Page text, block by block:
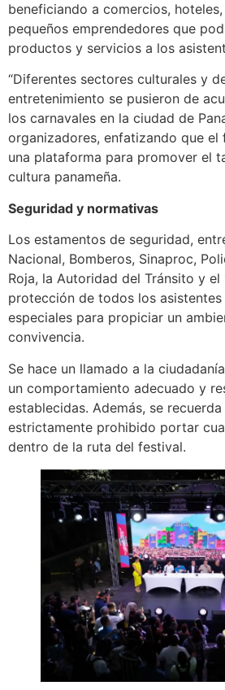
beneficiando a comercios,
pequeños emprendedores que
productos y servicios a los
“Diferentes sectores culturales y
entretenimiento se pusieron de
los carnavales en la ciudad de
organizadores, enfatizando que el
una plataforma para promover el
cultura panameña.
Seguridad y normativas
Los estamentos de seguridad,
Nacional, Bomberos, Sinaproc,
Roja, la Autoridad del Tránsito y el
protección de todos los
especiales para propiciar un
convivencia.
Se hace un llamado a la
un comportamiento adecuado y
establecidas. Además, se
estrictamente prohibido portar
dentro de la ruta del festival.